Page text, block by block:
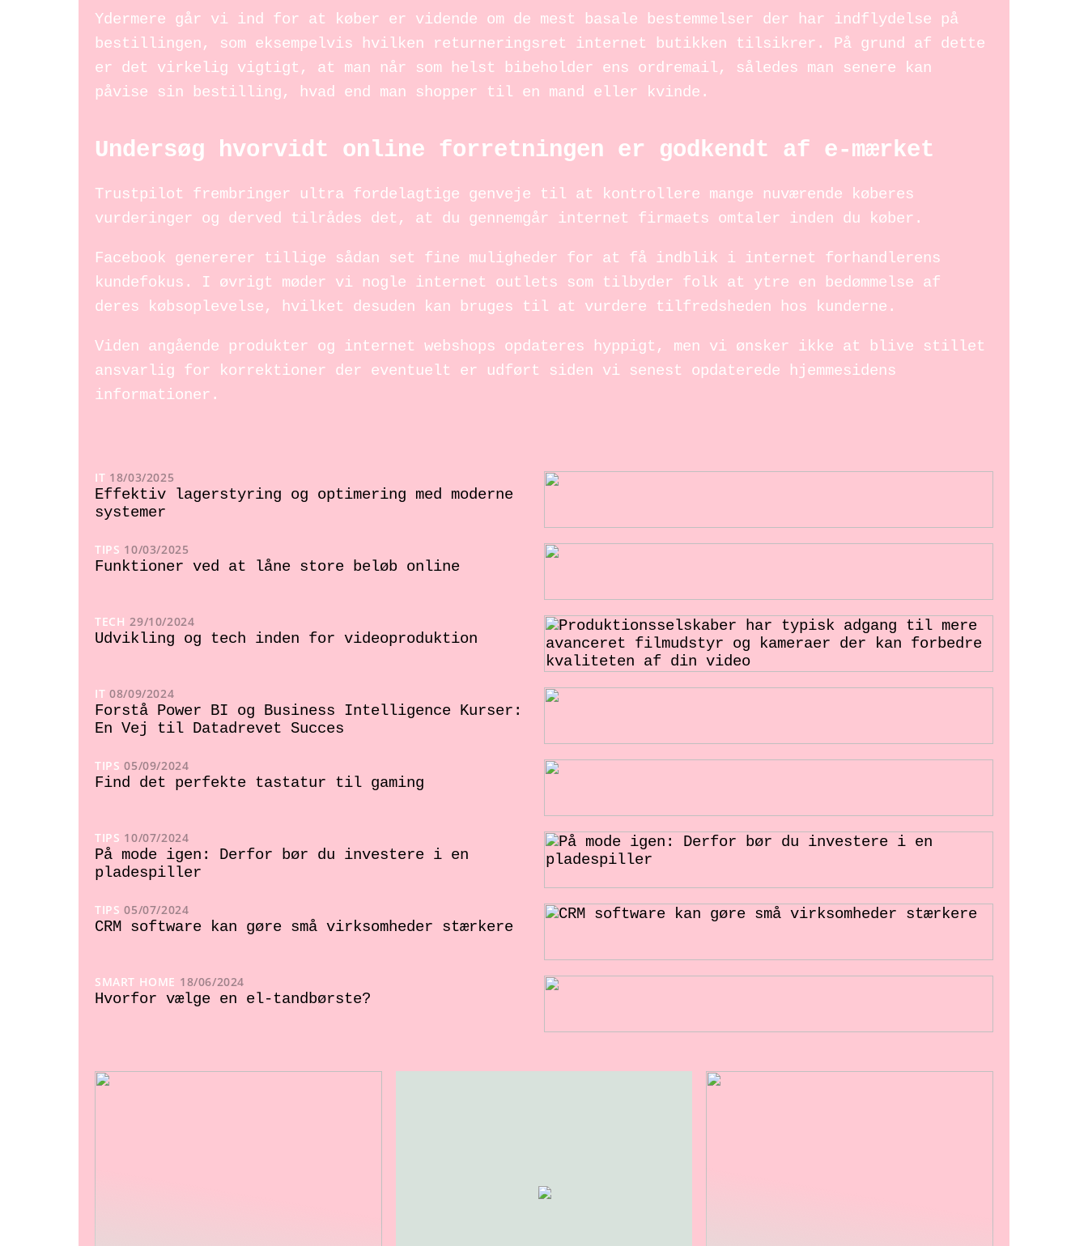
Ydermere går vi ind for at køber er vidende om de mest basale bestemmelser der har indflydelse på
bestillingen, som eksempelvis hvilken returneringsret internet butikken tilsikrer. På grund af dette
er det virkelig vigtigt, at man når som helst bibeholder ens ordremail, således man senere kan
påvise sin bestilling, hvad end man shopper til en mand eller kvinde.
Undersøg hvorvidt online forretningen er godkendt af e-mærket
Trustpilot frembringer ultra fordelagtige genveje til at kontrollere mange nuværende køberes
vurderinger og derved tilrådes det, at du gennemgår internet firmaets omtaler inden du køber.
Facebook genererer tillige sådan set fine muligheder for at få indblik i internet forhandlerens
kundefokus. I øvrigt møder vi nogle internet outlets som tilbyder folk at ytre en bedømmelse af
deres købsoplevelse, hvilket desuden kan bruges til at vurdere tilfredsheden hos kunderne.
Viden angående produkter og internet webshops opdateres hyppigt, men vi ønsker ikke at blive stillet
ansvarlig for korrektioner der eventuelt er udført siden vi senest opdaterede hjemmesidens
informationer.
IT 18/03/2025
Effektiv lagerstyring og optimering med moderne
systemer
TIPS 10/03/2025
Funktioner ved at låne store beløb online
TECH 29/10/2024
Udvikling og tech inden for videoproduktion
IT 08/09/2024
Forstå Power BI og Business Intelligence Kurser:
En Vej til Datadrevet Succes
TIPS 05/09/2024
Find det perfekte tastatur til gaming
TIPS 10/07/2024
På mode igen: Derfor bør du investere i en
pladespiller
TIPS 05/07/2024
CRM software kan gøre små virksomheder stærkere
SMART HOME 18/06/2024
Hvorfor vælge en el-tandbørste?